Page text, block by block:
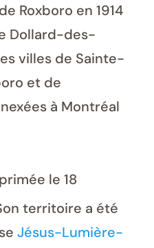
Roxboro en 1914
Dollard-des-
villes de Sainte-
et de
à Montréal
le 18
territoire a été
Jésus-Lumière-